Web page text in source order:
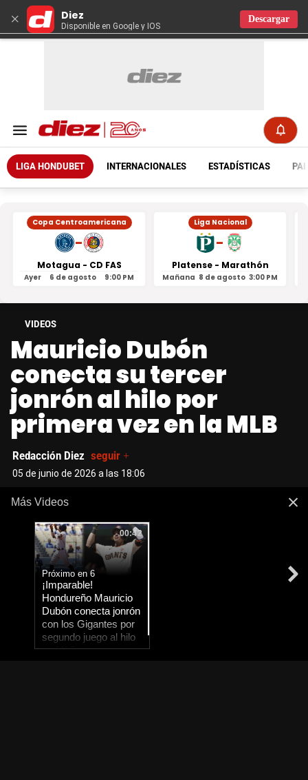
× Diez
Disponible en Google y IOS
Descargar
LIGA HONDUBET INTERNACIONALES ESTADÍSTICAS
Copa Centroamericana
-
Motagua - CD FAS
Ayer 6 de agosto 9:00 PM
Liga Nacional
-
Platense - Marathón
Mañana 8 de agosto 3:00 PM
VIDEOS
Mauricio Dubón
conecta su tercer
jonrón al hilo por
primera vez en la MLB
Redacción Diez seguir +
05 de junio de 2026 a las 18:06
Más Videos
00:42
Próximo en 5
¡Imparable!
Hondureño Mauricio
Dubón conecta jonrón
con los Gigantes por
segundo juego al hilo
en MLB